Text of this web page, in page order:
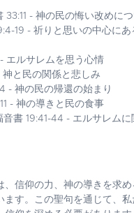
33:11 - 神の民の悔い改めに
19 - 祈りと思いの中心に
エルサレムを思う心情
神と民の関係と悲しみ
- 神の民の帰還の始まり
- 神の導きと民の食事
音書 19:41-44 - エルサレムに
、信仰の力、神の導きを求
ます。この聖句を通じて、私